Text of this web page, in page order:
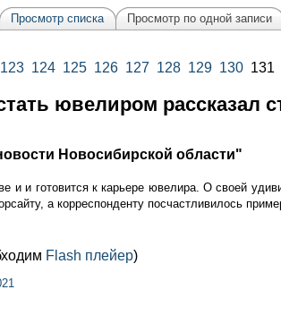
Просмотр списка Просмотр по одной записи
123 124 125 126 127 128 129 130131
ювелиром рассказал
Новосибирской области"
и и готовится к карьере ювелира. О своей
а корреспонденту посчастливилось
Flash плейер)